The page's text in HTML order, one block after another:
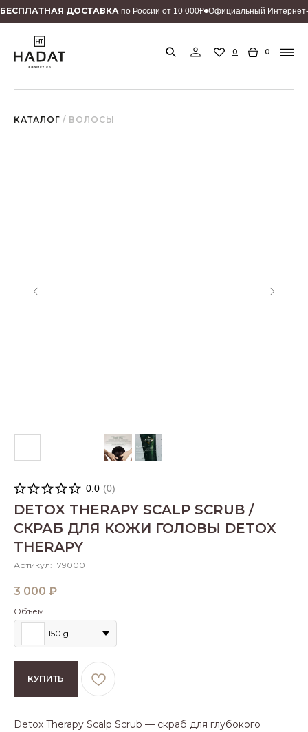
БEСПЛАТНАЯ ДОСТАВКА по России от 10 000₽ Официальный Интернет-
0
0
/ ВОЛОСЫ
КАТАЛОГ
0.0 (0)
DETOX THERAPY SCALP SCRUB /
СКРАБ ДЛЯ КОЖИ ГОЛОВЫ DETOX
THERAPY
Артикул: 179000
3 000 ₽
Объём
150 g
КУПИТЬ
Detox Therapy Scalp Scrub — скраб для глубокого